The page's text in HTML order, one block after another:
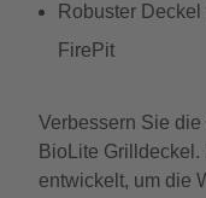
Robuster
FirePit
Verbessern Sie
BioLite
entwickelt, um die